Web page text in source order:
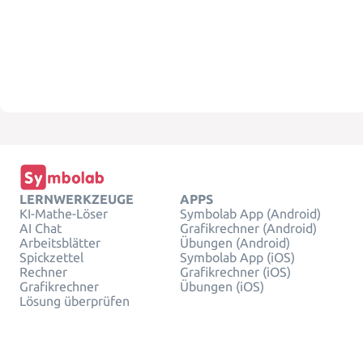
LERNWERKZEUGE
KI-Mathe-Löser
AI Chat
Arbeitsblätter
Spickzettel
Rechner
Grafikrechner
Lösung überprüfen
APPS
Symbolab App (Android)
Grafikrechner (Android)
Übungen (Android)
Symbolab App (iOS)
Grafikrechner (iOS)
Übungen (iOS)